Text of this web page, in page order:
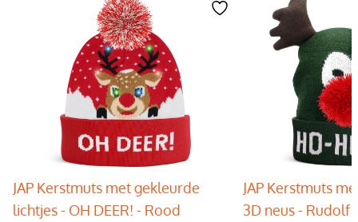
JAP Kerstmuts met gekleurde
lichtjes - OH DEER! - Rood
JAP Kerstmuts
3D neus - Rudolf